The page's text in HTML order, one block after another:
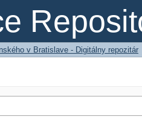
v Bratislave - Digitálny repozitár